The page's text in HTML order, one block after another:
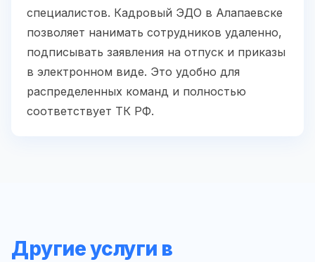
специалистов. Кадровый ЭДО в Алапаевске
позволяет нанимать сотрудников удаленно,
подписывать заявления на отпуск и приказы
в электронном виде. Это удобно для
распределенных команд и полностью
соответствует ТК РФ.
Другие услуги в